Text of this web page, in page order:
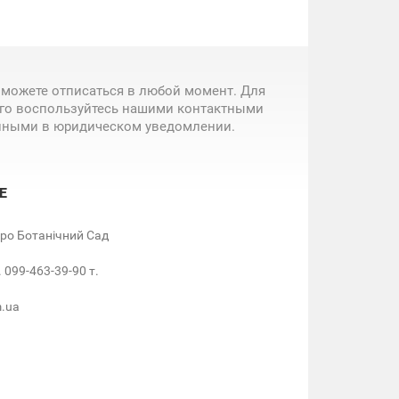
отписаться в любой момент. Для
воспользуйтесь нашими контактными
в юридическом уведомлении.
Ботанічний Сад
463-39-90 т.